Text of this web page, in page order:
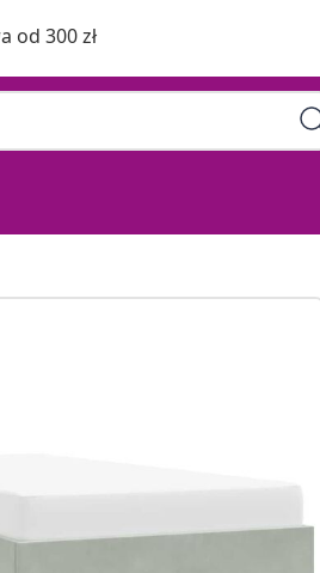
Darmowa dostawa od 300 zł